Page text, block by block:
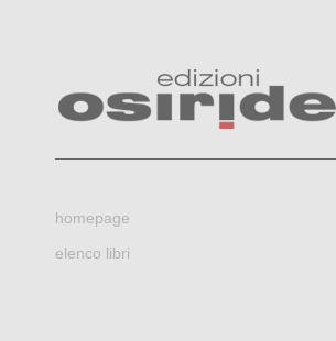
homepage
elenco libri